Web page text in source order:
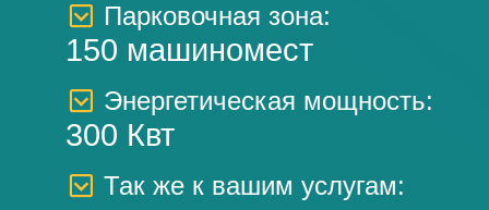
Парковочная зона:
150 машиномест
Энергетическая мощность:
300 Квт
Так же к вашим услугам: